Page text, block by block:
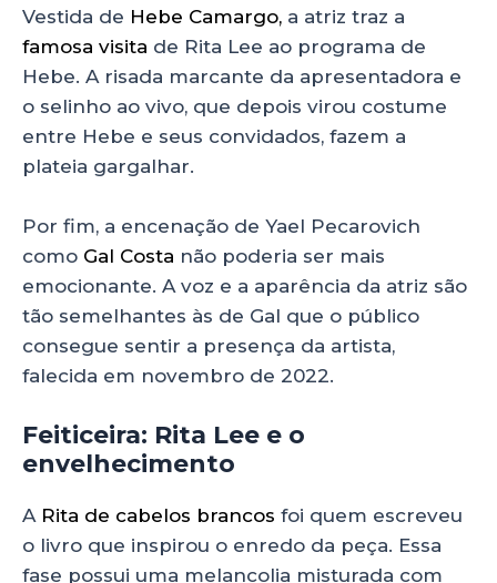
Vestida de Hebe Camargo, a atriz traz a
famosa visita de Rita Lee ao programa de
Hebe. A risada marcante da apresentadora e
o selinho ao vivo, que depois virou costume
entre Hebe e seus convidados, fazem a
plateia gargalhar.
Por fim, a encenação de Yael Pecarovich
como Gal Costa não poderia ser mais
emocionante. A voz e a aparência da atriz são
tão semelhantes às de Gal que o público
consegue sentir a presença da artista,
falecida em novembro de 2022.
Feiticeira: Rita Lee e o
envelhecimento
A Rita de cabelos brancos foi quem escreveu
o livro que inspirou o enredo da peça. Essa
fase possui uma melancolia misturada com